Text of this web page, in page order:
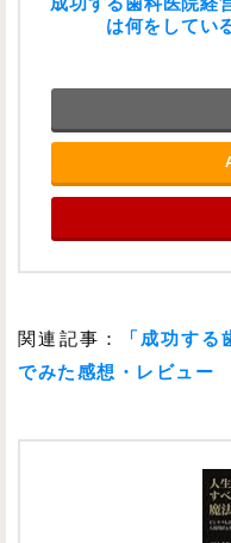
は何をしてい
関連記事：
「成功す
でみた感想・レビュー